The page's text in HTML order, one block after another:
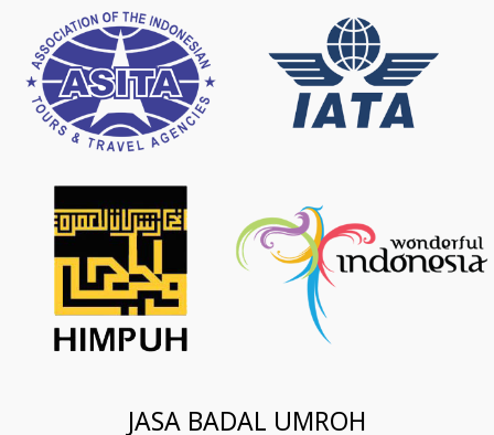
JASA BADAL UMROH